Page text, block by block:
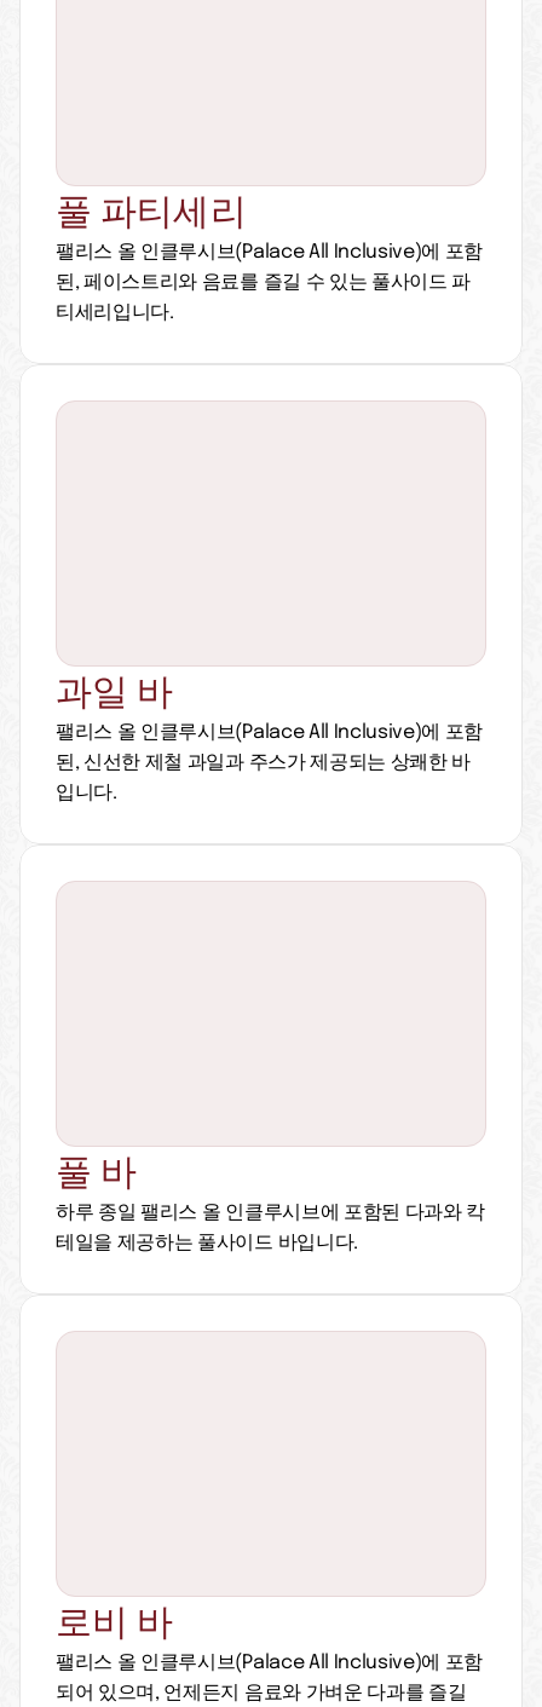
풀 파티세리
팰리스 올 인클루시브(Palace All Inclusive)에 포함
된, 페이스트리와 음료를 즐길 수 있는 풀사이드 파
티세리입니다.
과일 바
팰리스 올 인클루시브(Palace All Inclusive)에 포함
된, 신선한 제철 과일과 주스가 제공되는 상쾌한 바
입니다.
풀 바
하루 종일 팰리스 올 인클루시브에 포함된 다과와 칵
테일을 제공하는 풀사이드 바입니다.
로비 바
팰리스 올 인클루시브(Palace All Inclusive)에 포함
되어 있으며, 언제든지 음료와 가벼운 다과를 즐길